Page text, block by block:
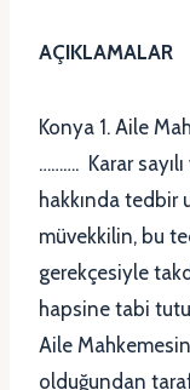
AÇIKLAMALAR
Konya 1. Aile
………. Karar
hakkında tedbir
müvekkilin, bu
gerekçesiyle
hapsine tabi
Aile
olduğundan